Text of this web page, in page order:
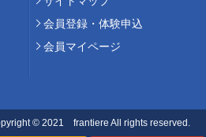
会員登録・体験申込
会員マイページ
© 2021 frantiere All rights reserved.